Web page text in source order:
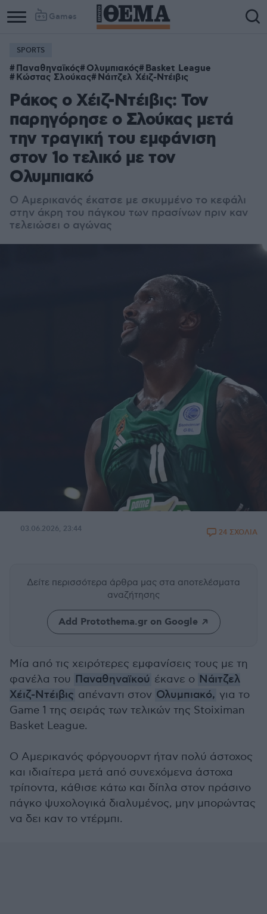
Games
SPORTS
Παναθηναϊκός Ολυμπιακός Basket League
Κώστας Σλούκας Νάιτζελ Χέιζ-Ντέιβις
Ράκος ο Χέιζ-Ντέιβις: Τον
παρηγόρησε ο Σλούκας μετά
την τραγική του εμφάνιση
στον 1ο τελικό με τον
Ολυμπιακό
Ο Αμερικανός έκατσε με σκυμμένο το κεφάλι
στην άκρη του πάγκου των πρασίνων πριν καν
τελειώσει ο αγώνας
03.06.2026, 23:44 24 ΣΧΟΛΙΑ
Δείτε περισσότερα άρθρα μας στα αποτελέσματα
αναζήτησης
Add Protothema.gr on Google
Μία από τις χειρότερες εμφανίσεις τους με τη
φανέλα του Παναθηναϊκού έκανε ο Νάιτζελ
Χέιζ-Ντέιβις απέναντι στον Ολυμπιακό, για το
Game 1 της σειράς των τελικών της Stoiximan
Basket League.
Ο Αμερικανός φόργουορντ ήταν πολύ άστοχος
και ιδιαίτερα μετά από συνεχόμενα άστοχα
τρίποντα, κάθισε κάτω και δίπλα στον πράσινο
πάγκο ψυχολογικά διαλυμένος, μην μπορώντας
να δει καν το ντέρμπι.